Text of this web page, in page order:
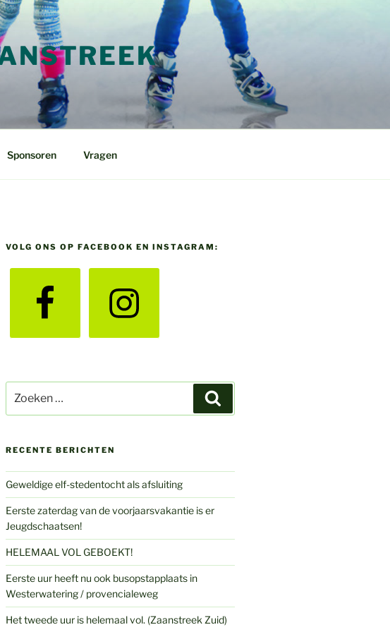
Sponsoren Vragen
VOLG ONS OP FACEBOOK EN INSTAGRAM:
naar:
RECENTE BERICHTEN
Geweldige elf-stedentocht als afsluiting
Eerste zaterdag van de voorjaarsvakantie is er
Jeugdschaatsen!
HELEMAAL VOL GEBOEKT!
Eerste uur heeft nu ook busopstapplaats in
Westerwatering / provencialeweg
Het tweede uur is helemaal vol. (Zaanstreek Zuid)